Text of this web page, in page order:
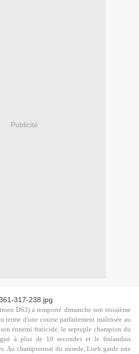
Publicité
DS3) a remporté dimanche son troisième
terme d'une course parfaitement maîtrisée au
ennemi fraticide, le septuple champion du
à plus de 10 secondes et le finlandais
Au championnat du monde, Loeb garde une